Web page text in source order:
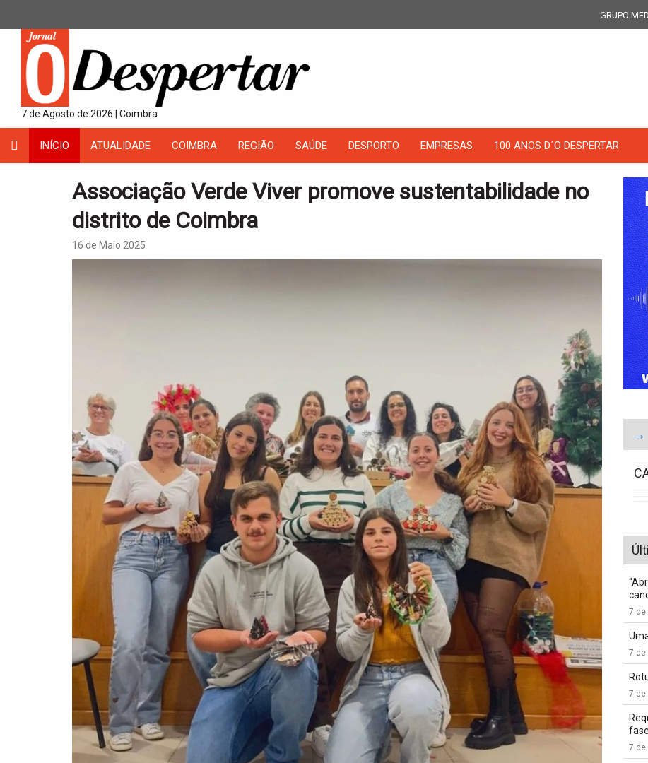
GRUPO
7 de Agosto de 2026 | Coimbra
INÍCIO ATUALIDADE COIMBRA REGIÃO SAÚDE DESPORTO EMPRESAS 100 ANOS D´O DESPERTAR
Associação Verde Viver promove sustentabilidade no
distrito de Coimbra
16 de Maio 2025
→
7 de
7 de
7 de
7 de